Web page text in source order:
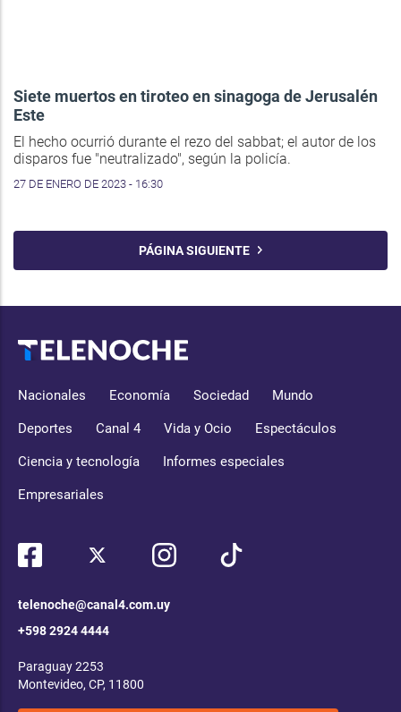
Siete muertos en tiroteo en sinagoga de Jerusalén
Este
El hecho ocurrió durante el rezo del sabbat; el autor de los
disparos fue "neutralizado", según la policía.
27 DE ENERO DE 2023 - 16:30
PÁGINA SIGUIENTE
Nacionales Economía Sociedad Mundo
Deportes Canal 4 Vida y Ocio Espectáculos
Ciencia y tecnología Informes especiales
Empresariales
telenoche@canal4.com.uy
+598 2924 4444
Paraguay 2253
Montevideo, CP, 11800